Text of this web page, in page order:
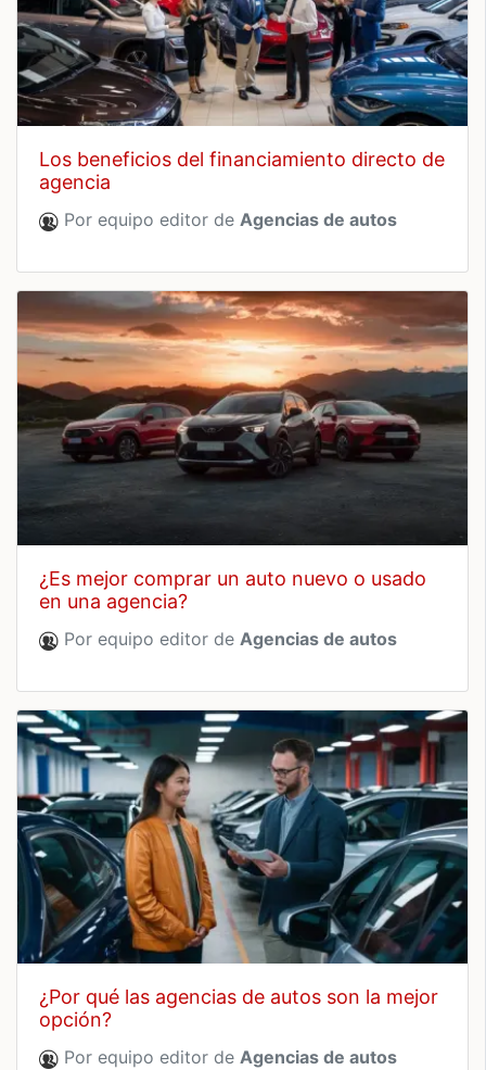
los beneficios del financiamiento directo de
agencia
Por equipo editor de Agencias de autos
¿es mejor comprar un auto nuevo o usado
en una agencia?
Por equipo editor de Agencias de autos
¿por qué las agencias de autos son la mejor
opción?
Por equipo editor de Agencias de autos